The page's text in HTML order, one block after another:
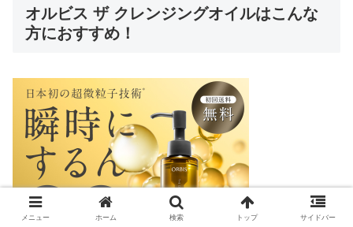
オルビス ザ クレンジングオイルはこんな
方におすすめ！
メニュー ホーム 検索 トップ サイドバー